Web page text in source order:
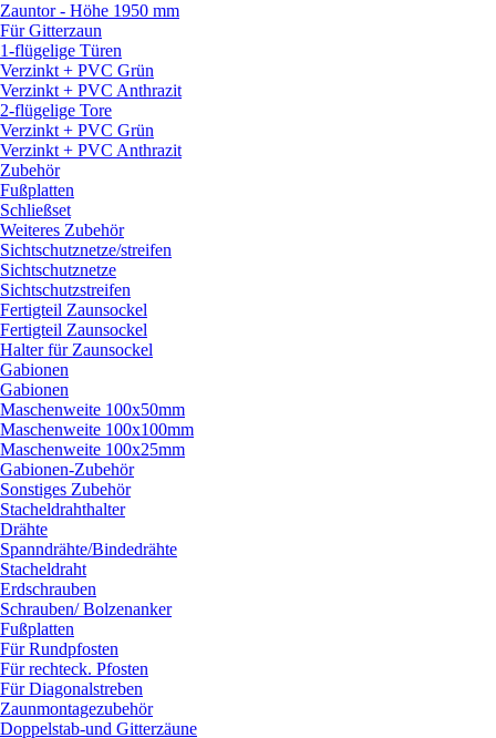
Zauntor - Höhe 1950 mm
Für Gitterzaun
1-flügelige Türen
Verzinkt + PVC Grün
Verzinkt + PVC Anthrazit
2-flügelige Tore
Verzinkt + PVC Grün
Verzinkt + PVC Anthrazit
Zubehör
Fußplatten
Schließset
Weiteres Zubehör
Sichtschutznetze/streifen
Sichtschutznetze
Sichtschutzstreifen
Fertigteil Zaunsockel
Fertigteil Zaunsockel
Halter für Zaunsockel
Gabionen
Gabionen
Maschenweite 100x50mm
Maschenweite 100x100mm
Maschenweite 100x25mm
Gabionen-Zubehör
Sonstiges Zubehör
Stacheldrahthalter
Drähte
Spanndrähte/Bindedrähte
Stacheldraht
Erdschrauben
Schrauben/Bolzenanker
Fußplatten
Für Rundpfosten
Für rechteck. Pfosten
Für Diagonalstreben
Zaunmontagezubehör
Doppelstab-und Gitterzäune